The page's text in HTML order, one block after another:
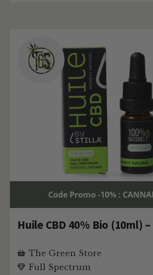
Code Promo -10% :
Huile CBD 40% Bio (10ml)
The Green Store
Full Spectrum